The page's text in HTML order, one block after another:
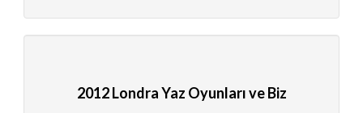
2012 Londra Yaz Oyunları ve Biz